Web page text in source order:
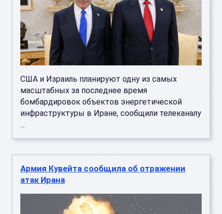
США и Израиль планируют одну из самых
масштабных за последнее время
бомбардировок объектов энергетической
инфраструктуры в Иране, сообщили телеканалу
...
Армия Кувейта сообщила об отражении
атак Ирана